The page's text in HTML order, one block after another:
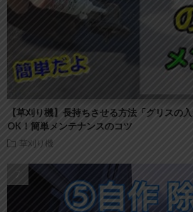
【草刈り機】長持ちさせる方法「グリスの
OK！簡単メンテナンスのコツ
草刈り機